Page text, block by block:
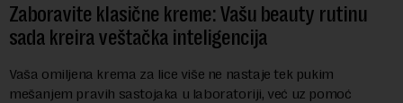
Zaboravite klasične kreme: Vašu beauty rutinu
sada kreira veštačka inteligencija
Vaša omiljena krema za lice više ne nastaje tek pukim
mešanjem pravih sastojaka u laboratoriji, već uz pomoć